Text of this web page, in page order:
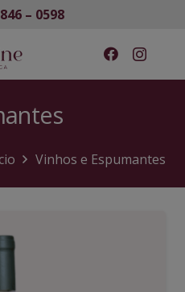
– 0598
Vinhos e Espumantes